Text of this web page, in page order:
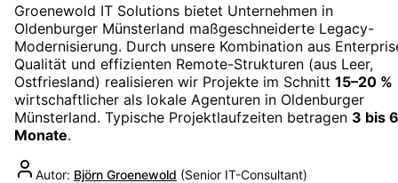
Groenewold IT Solutions bietet Unternehmen in
Oldenburger Münsterland maßgeschneiderte Legacy-
Modernisierung. Durch unsere Kombination aus
Qualität und effizienten Remote-Strukturen (aus Leer,
Ostfriesland) realisieren wir Projekte im Schnitt 15–20 %
wirtschaftlicher als lokale Agenturen in Oldenburger
Münsterland. Typische Projektlaufzeiten betragen 3 bis 6
Monate.
Autor: Björn Groenewold (Senior IT-Consultant)